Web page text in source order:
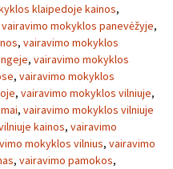
klaipedoje kainos,
vairavimo mokyklos panevėžyje,
, vairavimo mokyklos
, vairavimo mokyklos
, vairavimo mokyklos
, vairavimo mokyklos vilniuje,
, vairavimo mokyklos vilniuje
kainos, vairavimo
mokyklos vilnius, vairavimo
, vairavimo pamokos,